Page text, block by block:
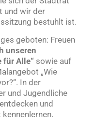
und wir der
bestuhlt ist.
geboten: Freuen
unseren
für Alle“ sowie auf
„Wie
In der
und Jugendliche
und